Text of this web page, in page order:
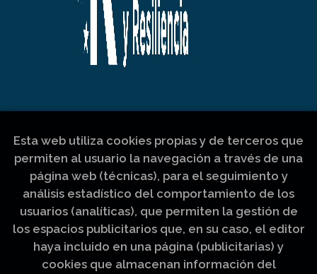
Esta web utiliza cookies propias y de terceros que
permiten al usuario la navegación a través de una
página web (técnicas), para el seguimiento y
análisis estadístico del comportamiento de los
usuarios (analíticas), que permiten la gestión de
los espacios publicitarios que, en su caso, el editor
haya incluido en una página (publicitarias) y
cookies que almacenan información del